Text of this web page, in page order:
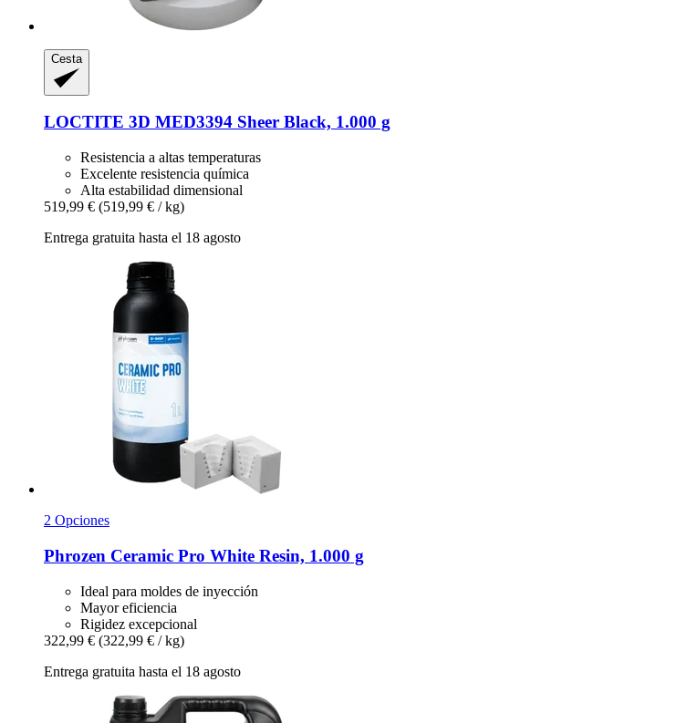
Cesta
LOCTITE 3D MED3394 Sheer Black, 1.000 g
Resistencia a altas temperaturas
Excelente resistencia química
Alta estabilidad dimensional
519,99 € (519,99 € / kg)
Entrega gratuita hasta el 18 agosto
2 Opciones
Phrozen Ceramic Pro White Resin, 1.000 g
Ideal para moldes de inyección
Mayor eficiencia
Rigidez excepcional
322,99 € (322,99 € / kg)
Entrega gratuita hasta el 18 agosto